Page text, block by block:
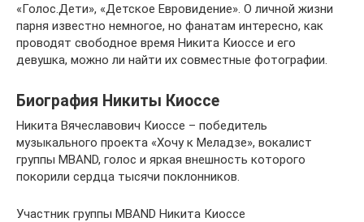
«Голос.Дети», «Детское Евровидение». О личной жизни
парня известно немногое, но фанатам интересно, как
проводят свободное время Никита Киоссе и его
девушка, можно ли найти их совместные фотографии.
Биография Никиты Киоссе
Никита Вячеславович Киоссе – победитель
музыкального проекта «Хочу к Меладзе», вокалист
группы MBAND, голос и яркая внешность которого
покорили сердца тысячи поклонников.
Участник группы MBAND Никита Киоссе